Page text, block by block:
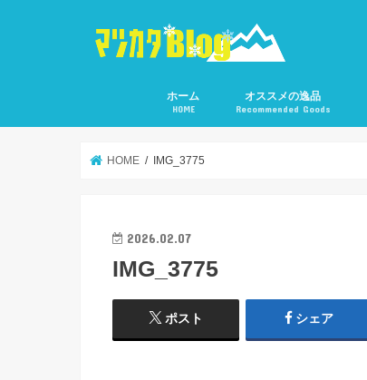
ホーム
HOME
オススメの逸品
Recommended Goods
HOME IMG_3775
2026.02.07
IMG_3775
ポスト シェア